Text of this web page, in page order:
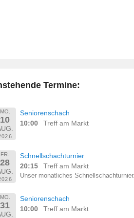
Termine:
MO.
10
Seniorenschach
10:00
Treff am Markt
FR.
28
Schnellschachturnier
20:15
Treff am Markt
Unser monatliches Schnellschachturnier.
MO.
31
Seniorenschach
10:00
Treff am Markt